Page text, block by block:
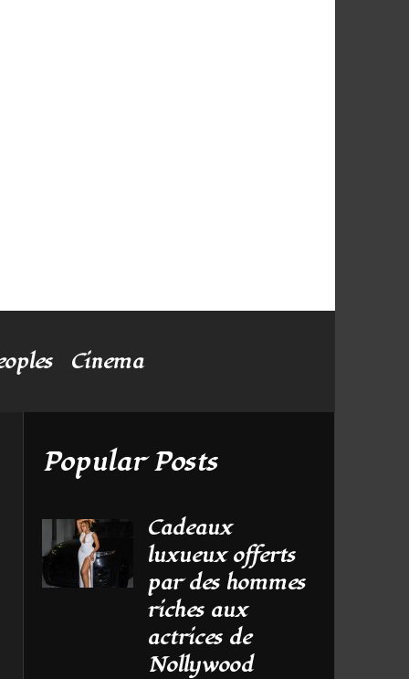
Cinema
Popular Posts
Cadeaux
luxueux offerts
par des hommes
riches aux
actrices de
Nollywood